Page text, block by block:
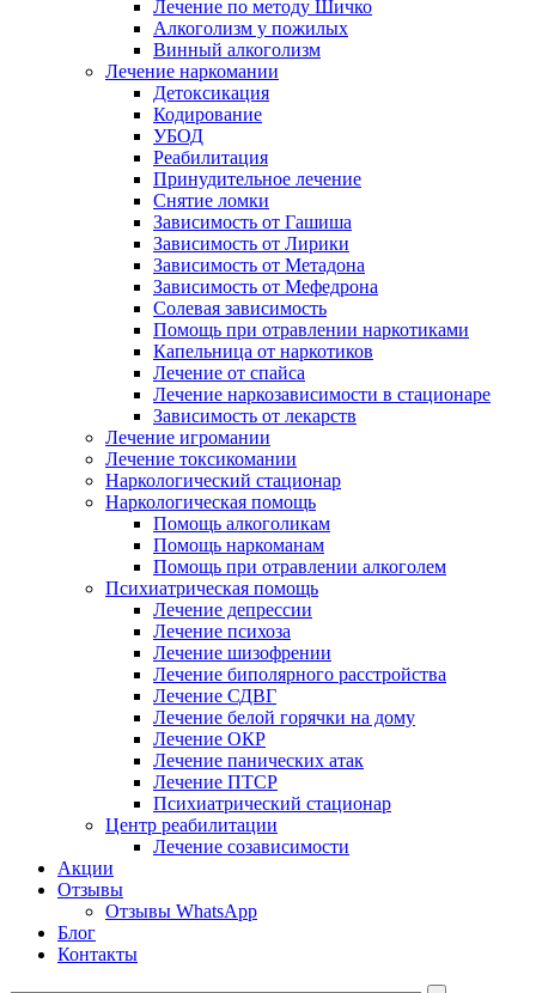
Лечение по методу Шичко
Алкоголизм у пожилых
Винный алкоголизм
Лечение наркомании
Детоксикация
Кодирование
УБОД
Реабилитация
Принудительное лечение
Снятие ломки
Зависимость от Гашиша
Зависимость от Лирики
Зависимость от Метадона
Зависимость от Мефедрона
Солевая зависимость
Помощь при отравлении наркотиками
Капельница от наркотиков
Лечение от спайса
Лечение наркозависимости в стационаре
Зависимость от лекарств
Лечение игромании
Лечение токсикомании
Наркологический стационар
Наркологическая помощь
Помощь алкоголикам
Помощь наркоманам
Помощь при отравлении алкоголем
Психиатрическая помощь
Лечение депрессии
Лечение психоза
Лечение шизофрении
Лечение биполярного расстройства
Лечение СДВГ
Лечение белой горячки на дому
Лечение ОКР
Лечение панических атак
Лечение ПТСР
Психиатрический стационар
Центр реабилитации
Лечение созависимости
Акции
Отзывы
Отзывы WhatsApp
Блог
Контакты